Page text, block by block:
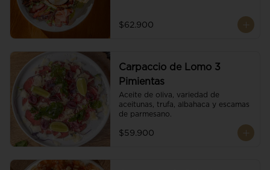
pesto y reducción de balsámico.
$62.900
Carpaccio de Lomo 3
Pimientas
Aceite de oliva, variedad de
aceitunas, trufa, albahaca y escamas
de parmesano.
$59.900